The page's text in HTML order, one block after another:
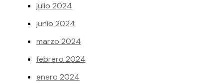
julio 2024
junio 2024
marzo 2024
febrero 2024
enero 2024